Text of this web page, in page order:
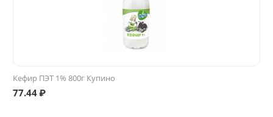
Кефир ПЭТ 1% 800г Купино
77.44₽